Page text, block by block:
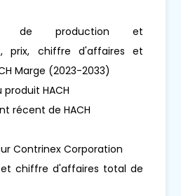
de production et
prix, chiffre d'affaires et
Marge (2023-2033)
HACH
récent de HACH
Contrinex Corporation
et chiffre d'affaires total de